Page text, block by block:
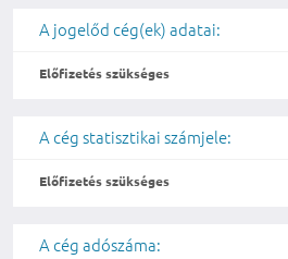
A jogelőd cég(ek) adatai:
Előfizetés szükséges
A cég statisztikai számjele:
Előfizetés szükséges
A cég adószáma: